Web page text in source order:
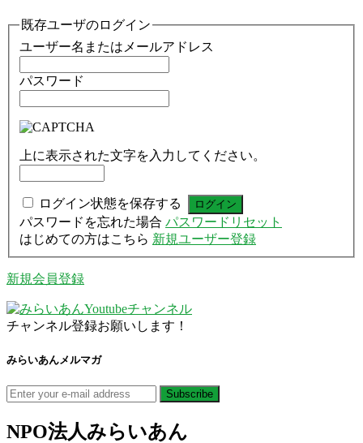
既存ユーザのログイン
ユーザー名またはメールアドレス
パスワード
上に表示された文字を入力してください。
ログイン状態を保存する
パスワードを忘れた場合 パスワードリセット
はじめての方はこちら 新規ユーザー登録
新規会員登録
チャンネル登録お願いします！
みらいあんメルマガ
NPO法人みらいあん